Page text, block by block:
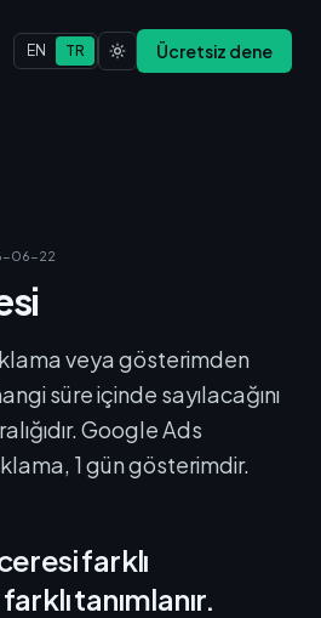
EN TR Ücretsiz dene
06-22
veya gösterimden
süre içinde sayılacağını
Google Ads
1 gün gösterimdir.
farklı
tanımlanır.